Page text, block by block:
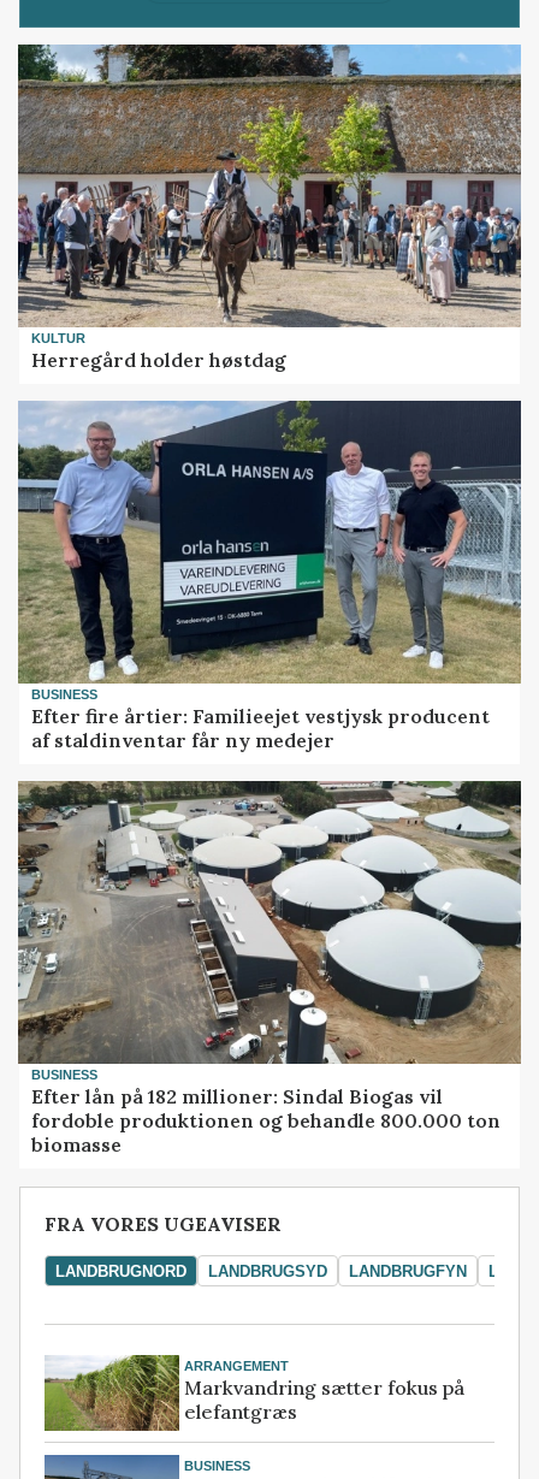
KULTUR
Herregård holder høstdag
BUSINESS
Efter fire årtier: Familieejet vestjysk producent
af staldinventar får ny medejer
BUSINESS
Efter lån på 182 millioner: Sindal Biogas vil
fordoble produktionen og behandle 800.000 ton
biomasse
FRA VORES UGEAVISER
LANDBRUGNORD LANDBRUGSYD LANDBRUGFYN
ARRANGEMENT
Markvandring sætter fokus på
elefantgræs
BUSINESS